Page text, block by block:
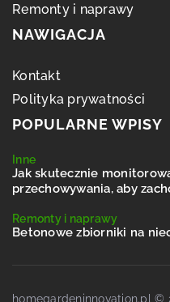
Remonty i naprawy
NAWIGACJA
Kontakt
Polityka prywatności
POPULARNE WPISY
Inne
Jak skutecznie
przechowywania, aby
Remonty i naprawy
Betonowe zbiorniki na
homegardeninnovation.pl ©